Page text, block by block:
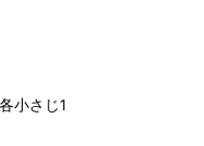
小さじ1